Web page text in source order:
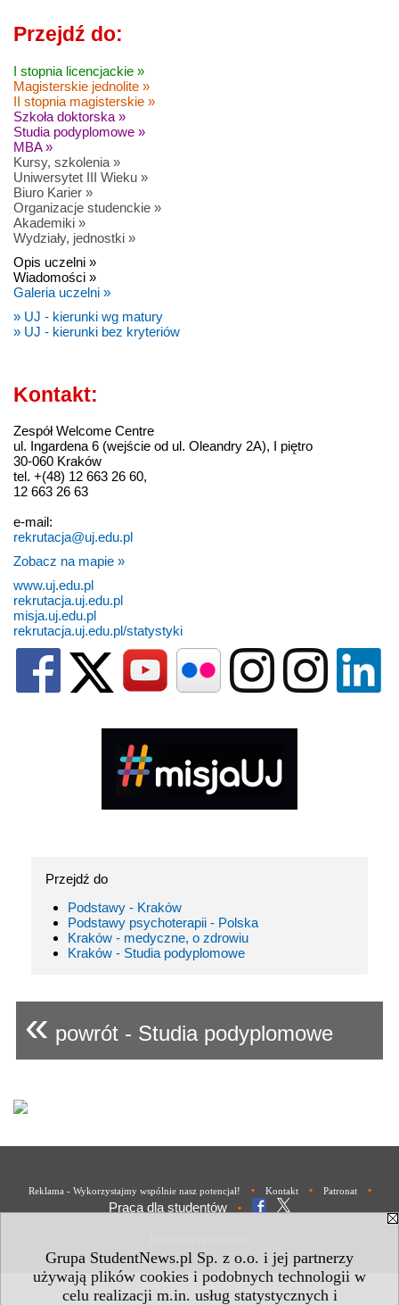
Grupa StudentNews.pl Sp. z o.o. i jej partnerzy
używają plików cookies i podobnych technologii w
celu realizacji m.in. usług statystycznych i
Przejdź do:
I stopnia licencjackie »
Magisterskie jednolite »
II stopnia magisterskie »
Szkoła doktorska »
Studia podyplomowe »
MBA »
Kursy, szkolenia »
Uniwersytet III Wieku »
Biuro Karier »
Organizacje studenckie »
Akademiki »
Wydziały, jednostki »
Opis uczelni »
Wiadomości »
Galeria uczelni »
» UJ - kierunki wg matury
» UJ - kierunki bez kryteriów
Kontakt:
Zespół Welcome Centre
ul. Ingardena 6 (wejście od ul. Oleandry 2A), I piętro
30-060 Kraków
tel. +(48) 12 663 26 60,
12 663 26 63
e-mail:
rekrutacja@uj.edu.pl
Zobacz na mapie »
www.uj.edu.pl
rekrutacja.uj.edu.pl
misja.uj.edu.pl
rekrutacja.uj.edu.pl/statystyki
Przejdź do
Podstawy - Kraków
Podstawy psychoterapii - Polska
Kraków - medyczne, o zdrowiu
Kraków - Studia podyplomowe
« powrót - Studia podyplomowe
Reklama - Wykorzystajmy wspólnie nasz potencjał! • Kontakt • Patronat •
Praca dla studentów •